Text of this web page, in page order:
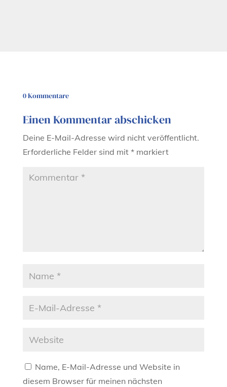
0 Kommentare
Einen Kommentar abschicken
Deine E-Mail-Adresse wird nicht veröffentlicht.
Erforderliche Felder sind mit *markiert
Name, E-Mail-Adresse und Website in
diesem Browser für meinen nächsten